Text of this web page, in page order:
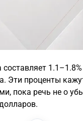
Эти проценты
пока речь не о